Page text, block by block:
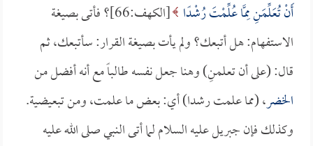
أَنْ تُعَلِّمَنِ مِمَّا عُلِّمْتَ رُشْدًا
[الكهف:66]؟ فأتى بصيغة
الاستفهام: هل أتبعك؟ ولم يأت بصيغة القرار: سأتبعك، ثم
قال: (على أن تعلمنِ) وهنا جعل نفسه طالباً مع أنه أفضل من
الخضر، (مما علمت رشدا) أي: بعض ما علمت، ومن تبعيضية.
وكذلك فإن جبريل عليه السلام لما أتى النبي صلى الله عليه